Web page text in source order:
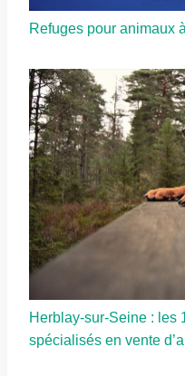
Refuges pour animaux
Herblay-sur-Seine : les
spécialisés en vente